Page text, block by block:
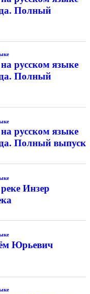
Полный
русском языке
Полный
русском языке
Полный выпуск
Инзер
Юрьевич